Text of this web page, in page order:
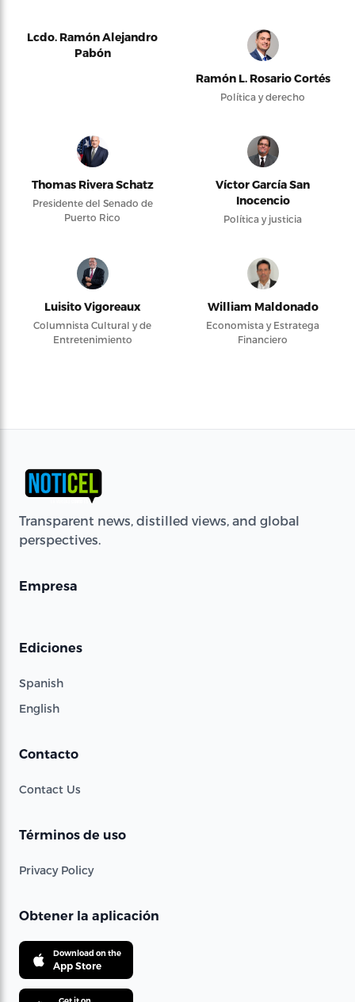
Lcdo. Ramón Alejandro
Pabón
Ramón L. Rosario Cortés
Política y derecho
Thomas Rivera Schatz
Presidente del Senado de
Puerto Rico
Víctor García San
Inocencio
Política y justicia
Luisito Vigoreaux
Columnista Cultural y de
Entretenimiento
William Maldonado
Economista y Estratega
Financiero
Transparent news, distilled views, and global
perspectives.
Empresa
Ediciones
Spanish
English
Contacto
Contact Us
Términos de uso
Privacy Policy
Obtener la aplicación
Download on the
App Store